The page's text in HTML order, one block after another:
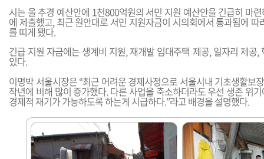
시는 올 추경 예산안에 1천800억원의 서민 지원 예산안을 긴급히 마
에 제출했고, 최근 원안대로 서민 지원자금이 시의회에서 통과됨에
를 띠게 됐다.
긴급 지원 자금에는 생계비 지원, 재개발 임대주택 제공, 일자리 제공,
있다.
이명박 서울시장은 “최근 어려운 경제사정으로 서울시내 기초생활보
작년에 비해 많이 증가했다. 다른 사업을 축소하더라도 우선 생존 위
경제적 재기가 가능하도록 하는게 시급하다.”라고 배경을 설명했다.